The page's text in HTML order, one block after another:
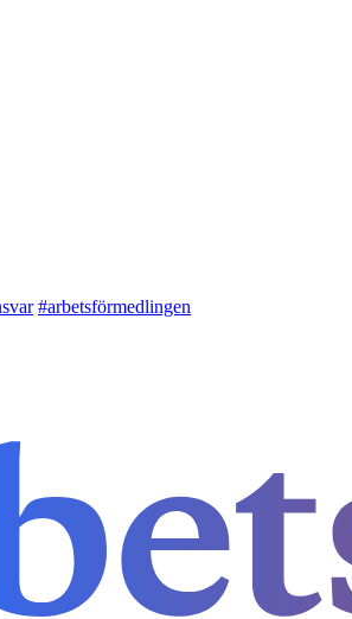
#arbetsförmedlingen